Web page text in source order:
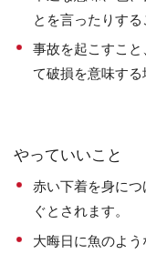
とを言ったりする
事故を起こすこ
て破損を意味する
やっていいこと
赤い下着を身に
ぐとされます。
大晦日に魚のよ